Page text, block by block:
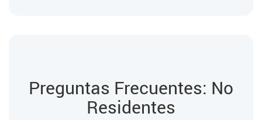
Preguntas Frecuentes: No
Residentes